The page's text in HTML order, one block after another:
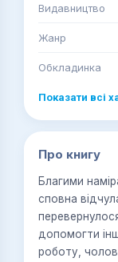
Видавництво
Жанр
Обкладинка
Показати всі
Про книгу
Благими
сповна
допомогти
роботу,